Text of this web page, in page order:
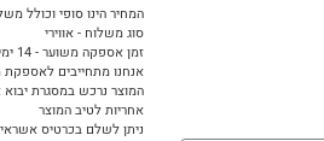
המחיר הינו סופי וכולל
סוג משלוח - אווירי
זמן אספקה משוער - 14 ימי עסקים
אנחנו מתחייבים לאספקת
המוצר נרכש במסגרת
אחריות לטיב המוצר
ניתן לשלם בכרטיס אשראי עד 12 תשלומים